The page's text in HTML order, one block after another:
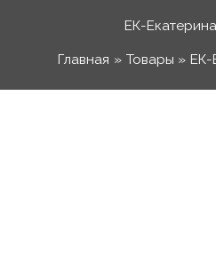
содержимому
ЕК-
Главная
Товары ЕК-